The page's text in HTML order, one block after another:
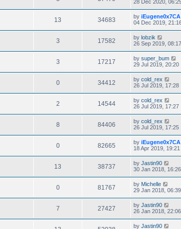
28 Dec 2020,
13 34683 by iEugene0x7CA
04 Dec 2019,
3 17582 by lobzik
26 Sep 2019, 08:17
3 17217 by super_bum
29 Jul 2019, 20:20
0 34412 by cold_rex
26 Jul 2019, 17:28
2 14544 by cold_rex
26 Jul 2019, 17:27
8 84406 by cold_rex
26 Jul 2019, 17:25
0 82665 by iEugene0x7CA
18 Apr 2019, 19:21
13 38737 by Jastin90
30 Jan 2018, 16:26
0 81767 by Michelle
29 Jan 2018, 06:39
7 27427 by Jastin90
26 Jan 2018, 22:06
by Jastin90